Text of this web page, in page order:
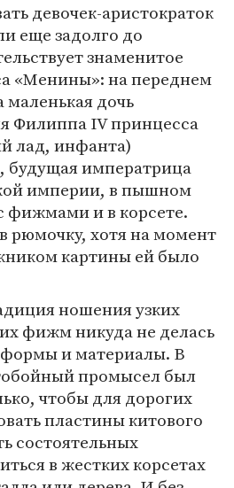
девочек-аристократок
еще задолго до
знаменитое
«Менины»: на переднем
дочь
Филиппа IV принцесса
лад, инфанта)
будущая императрица
империи, в пышном
фижмами и в корсете.
рюмочку, хотя на момент
картины ей было
ношения узких
фижм никуда не делась
и материалы. В
промысел был
чтобы для дорогих
пластины китового
состоятельных
в жестких корсетах